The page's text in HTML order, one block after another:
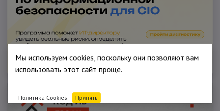
Мы используем cookies, поскольку они позволяют вам
использовать этот сайт проще.
Политика Cookies Принять